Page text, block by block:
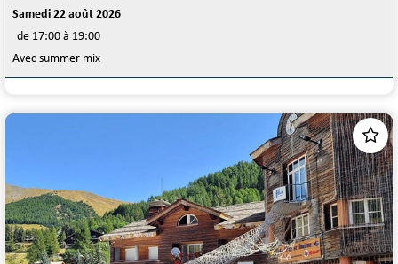
Samedi 22 août 2026
de 17:00 à 19:00
Avec summer mix